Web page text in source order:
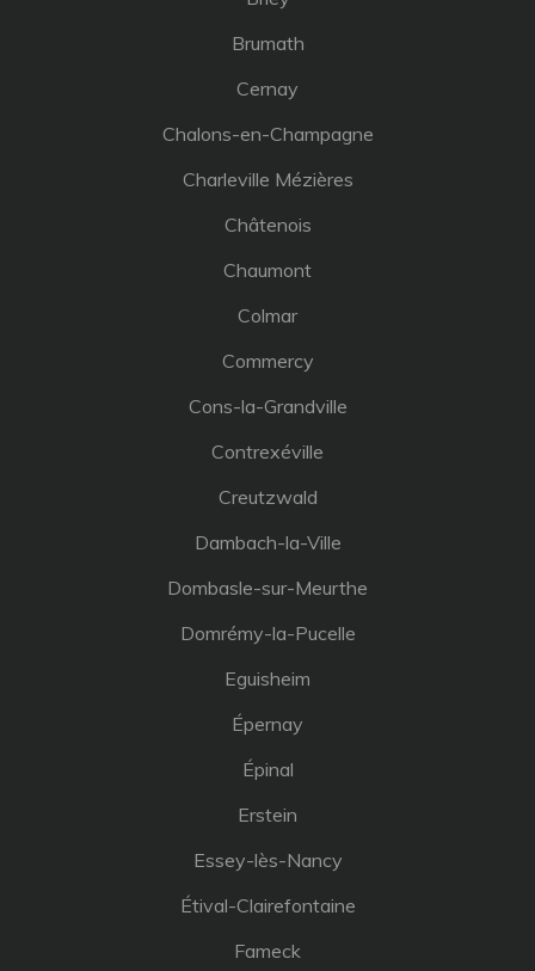
Brumath
Cernay
Chalons-en-Champagne
Charleville Mézières
Châtenois
Chaumont
Colmar
Commercy
Cons-la-Grandville
Contrexéville
Creutzwald
Dambach-la-Ville
Dombasle-sur-Meurthe
Domrémy-la-Pucelle
Eguisheim
Épernay
Épinal
Erstein
Essey-lès-Nancy
Étival-Clairefontaine
Fameck